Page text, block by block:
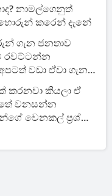
නාමල්ගෙනුත්
කරෙන් දැනේ
ගැන ජනතාව
රවට්ටන්න
වඩා ඒවා ගැන
කරනවා කියලා ඒ
වනසන්න
වෙනකල් ප්‍රශ්න